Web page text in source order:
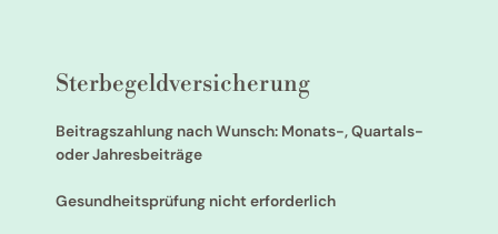
Sterbegeldversicherung
Beitragszahlung nach Wunsch: Monats-, Quartals-
oder Jahresbeiträge
Gesundheitsprüfung nicht erforderlich